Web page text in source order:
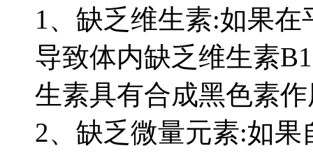
1、缺乏维生素:如果在
导致体内缺乏维生素B1
生素具有合成黑色素
2、缺乏微量元素:如果